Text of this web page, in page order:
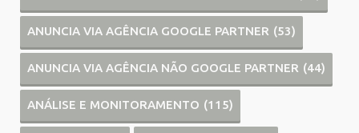
ANUNCIA VIA AGÊNCIA GOOGLE PARTNER (53)
ANUNCIA VIA AGÊNCIA NÃO GOOGLE PARTNER (44)
ANÁLISE E MONITORAMENTO (115)